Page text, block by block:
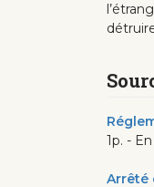
1p. -
Arrêté